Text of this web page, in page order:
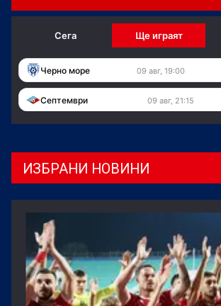
Сега Ще играят
Черно море 09 авг, 19:00
Септември 09 авг, 21:15
ИЗБРАНИ НОВИНИ